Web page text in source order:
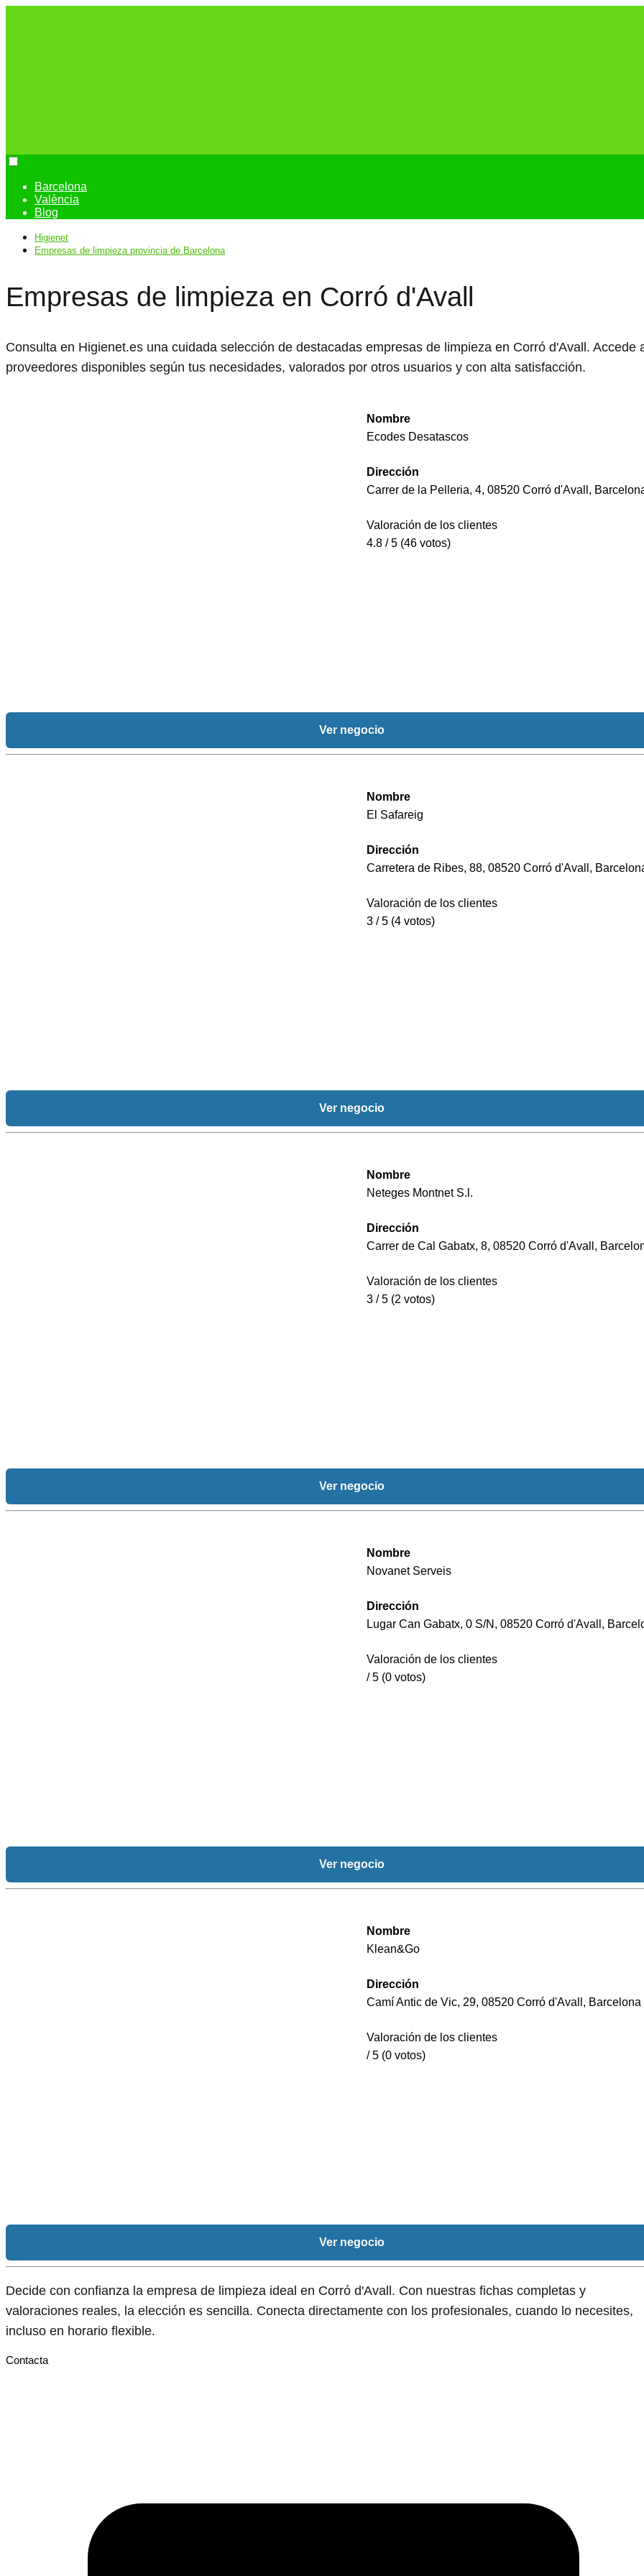
Barcelona
València
Blog
Higienet
Empresas de limpieza provincia de Barcelona
Empresas de limpieza en Corró d'Avall
Consulta en Higienet.es una cuidada selección de destacadas empresas de limpieza en Corró d'Avall. Accede
proveedores disponibles según tus necesidades, valorados por otros usuarios y con alta satisfacción.
Nombre
Ecodes Desatascos
Dirección
Carrer de la Pelleria, 4, 08520 Corró d'Avall,
Valoración de los clientes
4.8 / 5 (46 votos)
Ver negocio
Nombre
El Safareig
Dirección
Carretera de Ribes, 88, 08520 Corró d'Avall,
Valoración de los clientes
3 / 5 (4 votos)
Ver negocio
Nombre
Neteges Montnet S.l.
Dirección
Carrer de Cal Gabatx, 8, 08520 Corró d'Avall,
Valoración de los clientes
3 / 5 (2 votos)
Ver negocio
Nombre
Novanet Serveis
Dirección
Lugar Can Gabatx, 0 S/N, 08520 Corró d'Avall,
Valoración de los clientes
/ 5 (0 votos)
Ver negocio
Nombre
Klean&Go
Dirección
Camí Antic de Vic, 29, 08520 Corró d'Avall, Barcelona
Valoración de los clientes
/ 5 (0 votos)
Ver negocio
Decide con confianza la empresa de limpieza ideal en Corró d'Avall. Con nuestras fichas completas y
valoraciones reales, la elección es sencilla. Conecta directamente con los profesionales, cuando lo necesites,
incluso en horario flexible.
Contacta